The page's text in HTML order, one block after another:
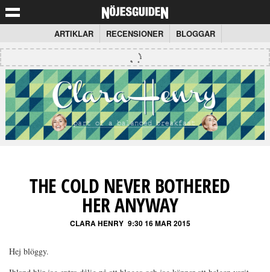
ARTIKLAR RECENSIONER BLOGGAR
THE COLD NEVER BOTHERED
HER ANYWAY
CLARA HENRY 9:30 16 MAR 2015
Hej blöggy.